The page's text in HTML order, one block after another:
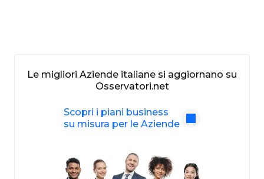
Le migliori Aziende italiane si aggiornano su
Osservatori.net
Scopri i piani business
su misura per le Aziende